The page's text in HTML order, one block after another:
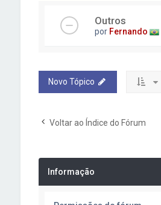
Outros
por Fernando
Novo Tópico
Voltar ao Índice do Fórum
Informação